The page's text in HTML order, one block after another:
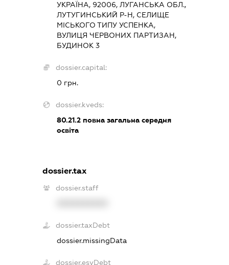
УКРАЇНА, 92006, ЛУГАНСЬКА ОБЛ.,
ЛУТУГИНСЬКИЙ Р-Н, СЕЛИЩЕ
МІСЬКОГО ТИПУ УСПЕНКА,
ВУЛИЦЯ ЧЕРВОНИХ ПАРТИЗАН,
БУДИНОК 3
dossier.capital:
0 грн.
dossier.kveds:
80.21.2 повна загальна середня
освіта
dossier.tax
dossier.staff
dossier.taxDebt
dossier.missingData
dossier.esvDebt